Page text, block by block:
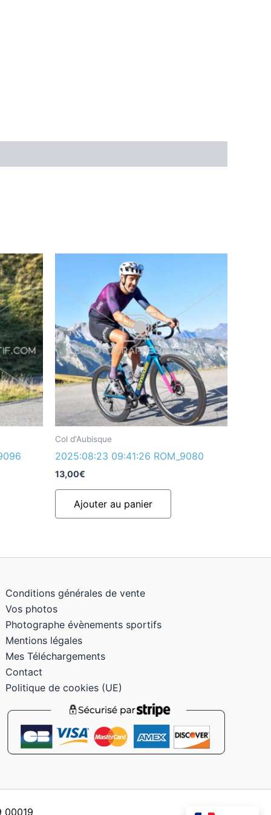
Col d'Aubisque
2025:08:23 09:41:26 ROM_9080
13,00€
Ajouter au panier
Conditions générales de vente
Vos photos
Photographe évènements sportifs
Mentions légales
Mes Téléchargements
Contact
Politique de cookies (UE)
00019